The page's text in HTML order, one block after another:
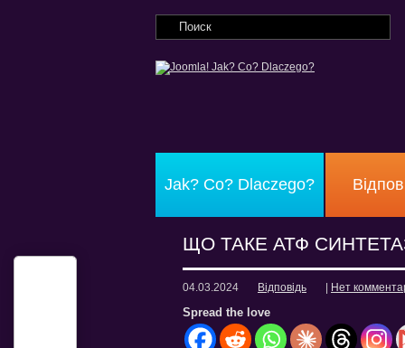
Jak? Co? Dlaczego?
ЩО ТАКЕ АТФ
04.03.2024 Відповідь Нет
Spread the love